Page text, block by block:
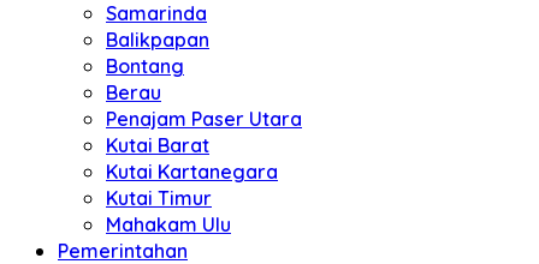
Samarinda
Balikpapan
Bontang
Berau
Penajam Paser Utara
Kutai Barat
Kutai Kartanegara
Kutai Timur
Mahakam Ulu
Pemerintahan